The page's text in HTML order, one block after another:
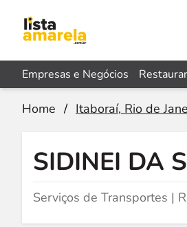
Empresas e Negócios
Home / Itaboraí, Rio de
SIDINEI DA
Serviços de Transportes |